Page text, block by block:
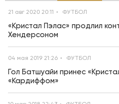
21 авг 2020 20:11 ФУТБОЛ
«Кристал Пэлас» продлил
Хендерсоном
04 мая 2019 21:26 ФУТБОЛ
Гол Батшуайи принес
«Кардиффом»